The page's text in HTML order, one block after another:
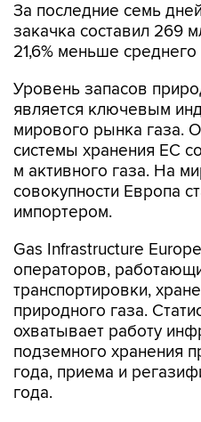
За последние семь
закачка составил 269
21,6% меньше
Уровень запасов
является ключевым
мирового рынка газа.
системы хранения ЕС
м активного газа. На
совокупности Европа
импортером.
Gas Infrastructure
операторов,
транспортировки,
природного газа.
охватывает работу
подземного хранения
года, приема и
года.